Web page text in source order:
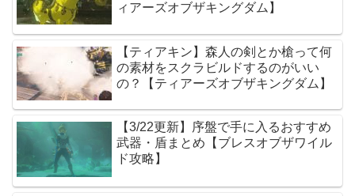
ィアーズオブザキングダム】
【ティアキン】森人の剣とか槍って何
の素材をスクラビルドするのがいい
の？【ティアーズオブザキングダム】
【3/22更新】序盤で手に入るおすすめ
武器・盾まとめ【ブレスオブザワイル
ド攻略】